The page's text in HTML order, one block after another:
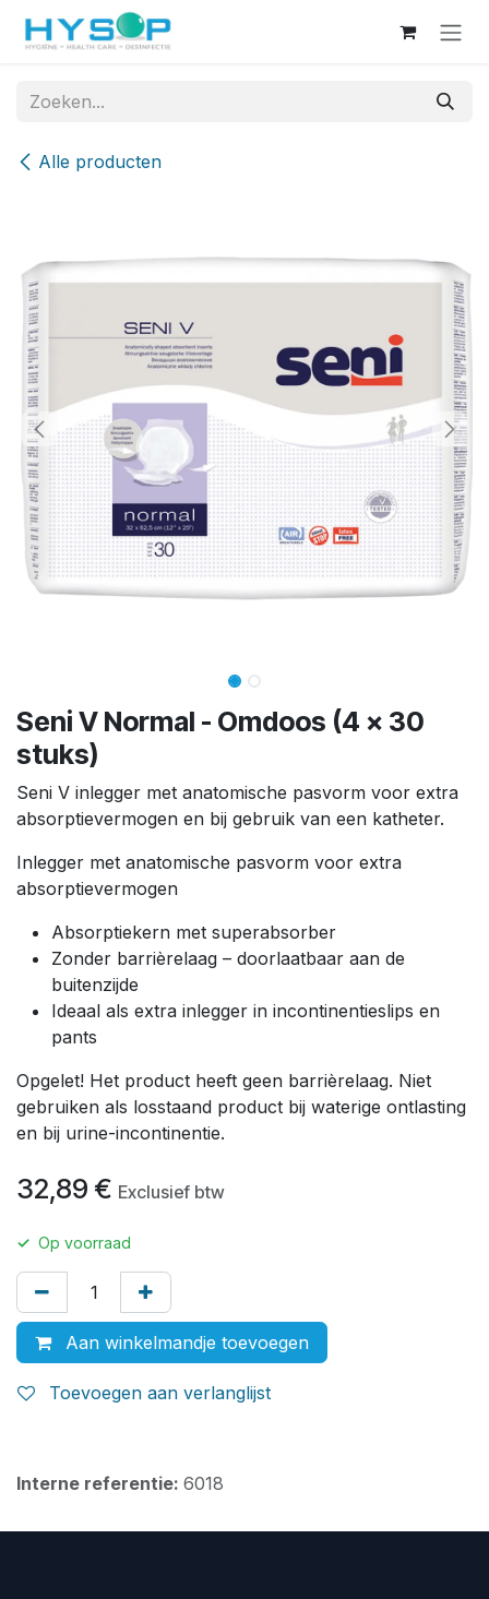
Overslaan naar inhoud
Alle producten
Seni V Normal - Omdoos (4 x 30
stuks)
Seni V inlegger met anatomische pasvorm voor extra
absorptievermogen en bij gebruik van een katheter.
Inlegger met anatomische pasvorm voor extra
absorptievermogen
Absorptiekern met superabsorber
Zonder barrièrelaag – doorlaatbaar aan de
buitenzijde
Ideaal als extra inlegger in incontinentieslips en
pants
Opgelet! Het product heeft geen barrièrelaag. Niet
gebruiken als losstaand product bij waterige ontlasting
en bij urine-incontinentie.
32,89 € Exclusief btw
✓ Op voorraad
Aan winkelmandje toevoegen
Toevoegen aan verlanglijst
Interne referentie: 6018